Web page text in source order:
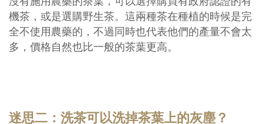
機茶，或是選購野生茶。這兩種茶在種植的時候是完
全不使用農藥的，不過同時也代表他們的產量不會太
多，價格自然也比一般的茶葉更高。
迷思二：洗茶可以洗掉茶葉上的灰塵？